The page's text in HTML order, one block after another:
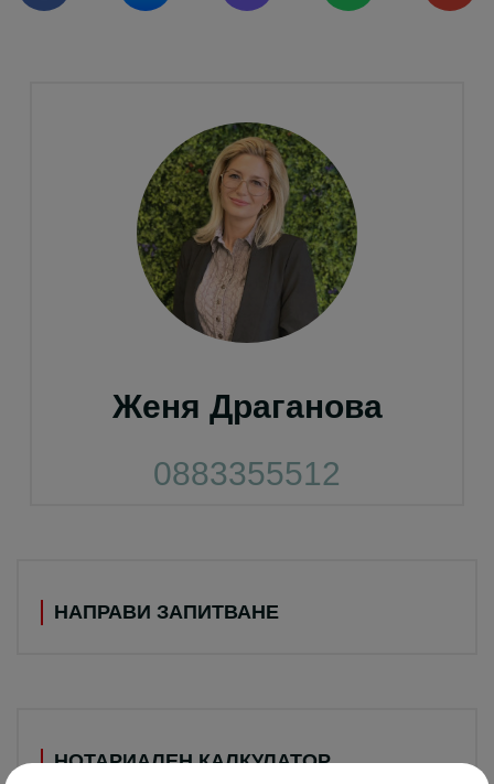
Женя Драганова
0883355512
НОТАРИАЛЕН КАЛКУЛАТОР
НАПРАВИ ЗАПИТВАНЕ